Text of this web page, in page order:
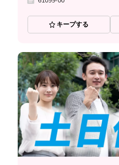
キープする